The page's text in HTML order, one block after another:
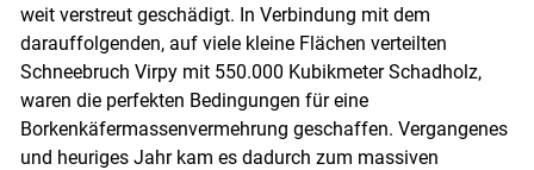
weit verstreut geschädigt. In Verbindung mit dem
darauffolgenden, auf viele kleine Flächen verteilten
Schneebruch Virpy mit 550.000 Kubikmeter Schadholz,
waren die perfekten Bedingungen für eine
Borkenkäfermassenvermehrung geschaffen. Vergangenes
und heuriges Jahr kam es dadurch zum massiven